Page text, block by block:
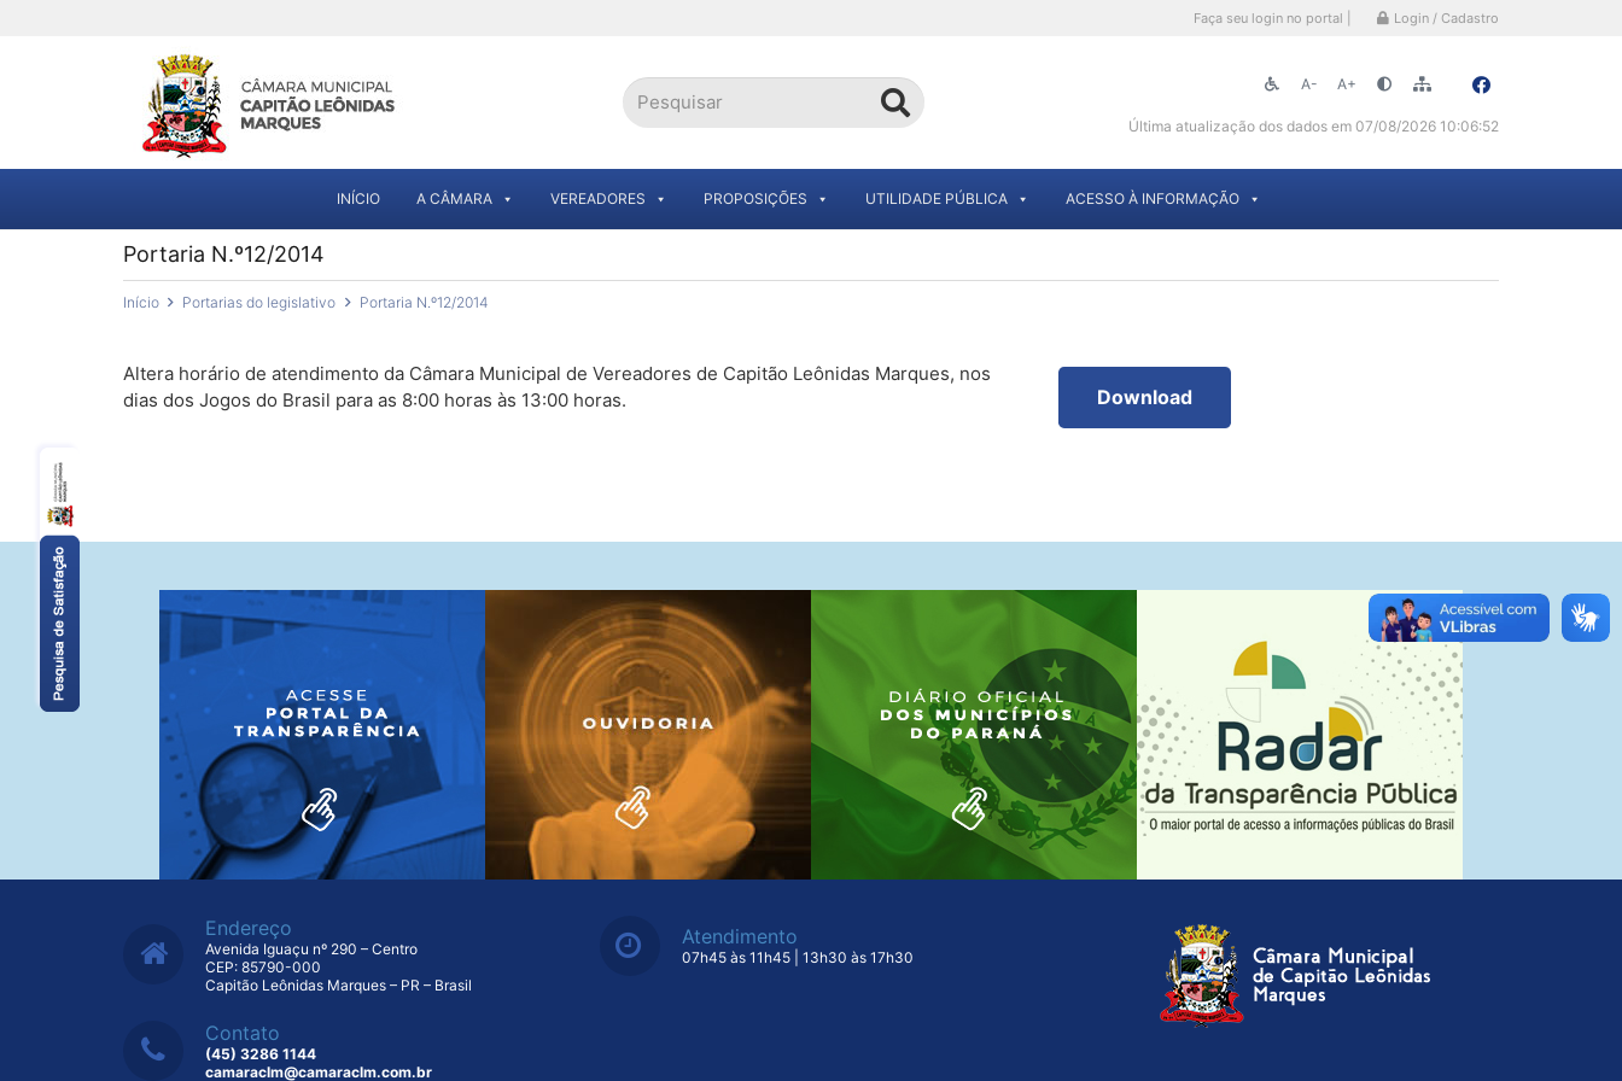
Faça seu login no portal | Login / Cadastro
A- A+
Última atualização dos dados em 07/08/2026 10:06:52
INÍCIO A CÂMARA VEREADORES PROPOSIÇÕES UTILIDADE PÚBLICA ACESSO À INFORMAÇÃO
Portaria N.º12/2014
Início Portarias do legislativo Portaria N.º12/2014
Altera horário de atendimento da Câmara Municipal de Vereadores de Capitão Leônidas Marques, nos
dias dos Jogos do Brasil para as 8:00 horas às 13:00 horas.
Download
Endereço
Avenida Iguaçu nº 290 – Centro
CEP: 85790-000
Capitão Leônidas Marques – PR – Brasil
Contato
(45) 3286 1144
camaraclm@camaraclm.com.br
Atendimento
07h45 às 11h45 | 13h30 às 17h30